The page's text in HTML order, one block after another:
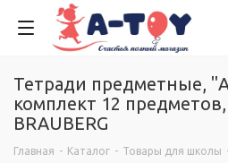
Тетради предметные,
комплект 12 предметов,
BRAUBERG
Главная - Каталог - Товары для школы